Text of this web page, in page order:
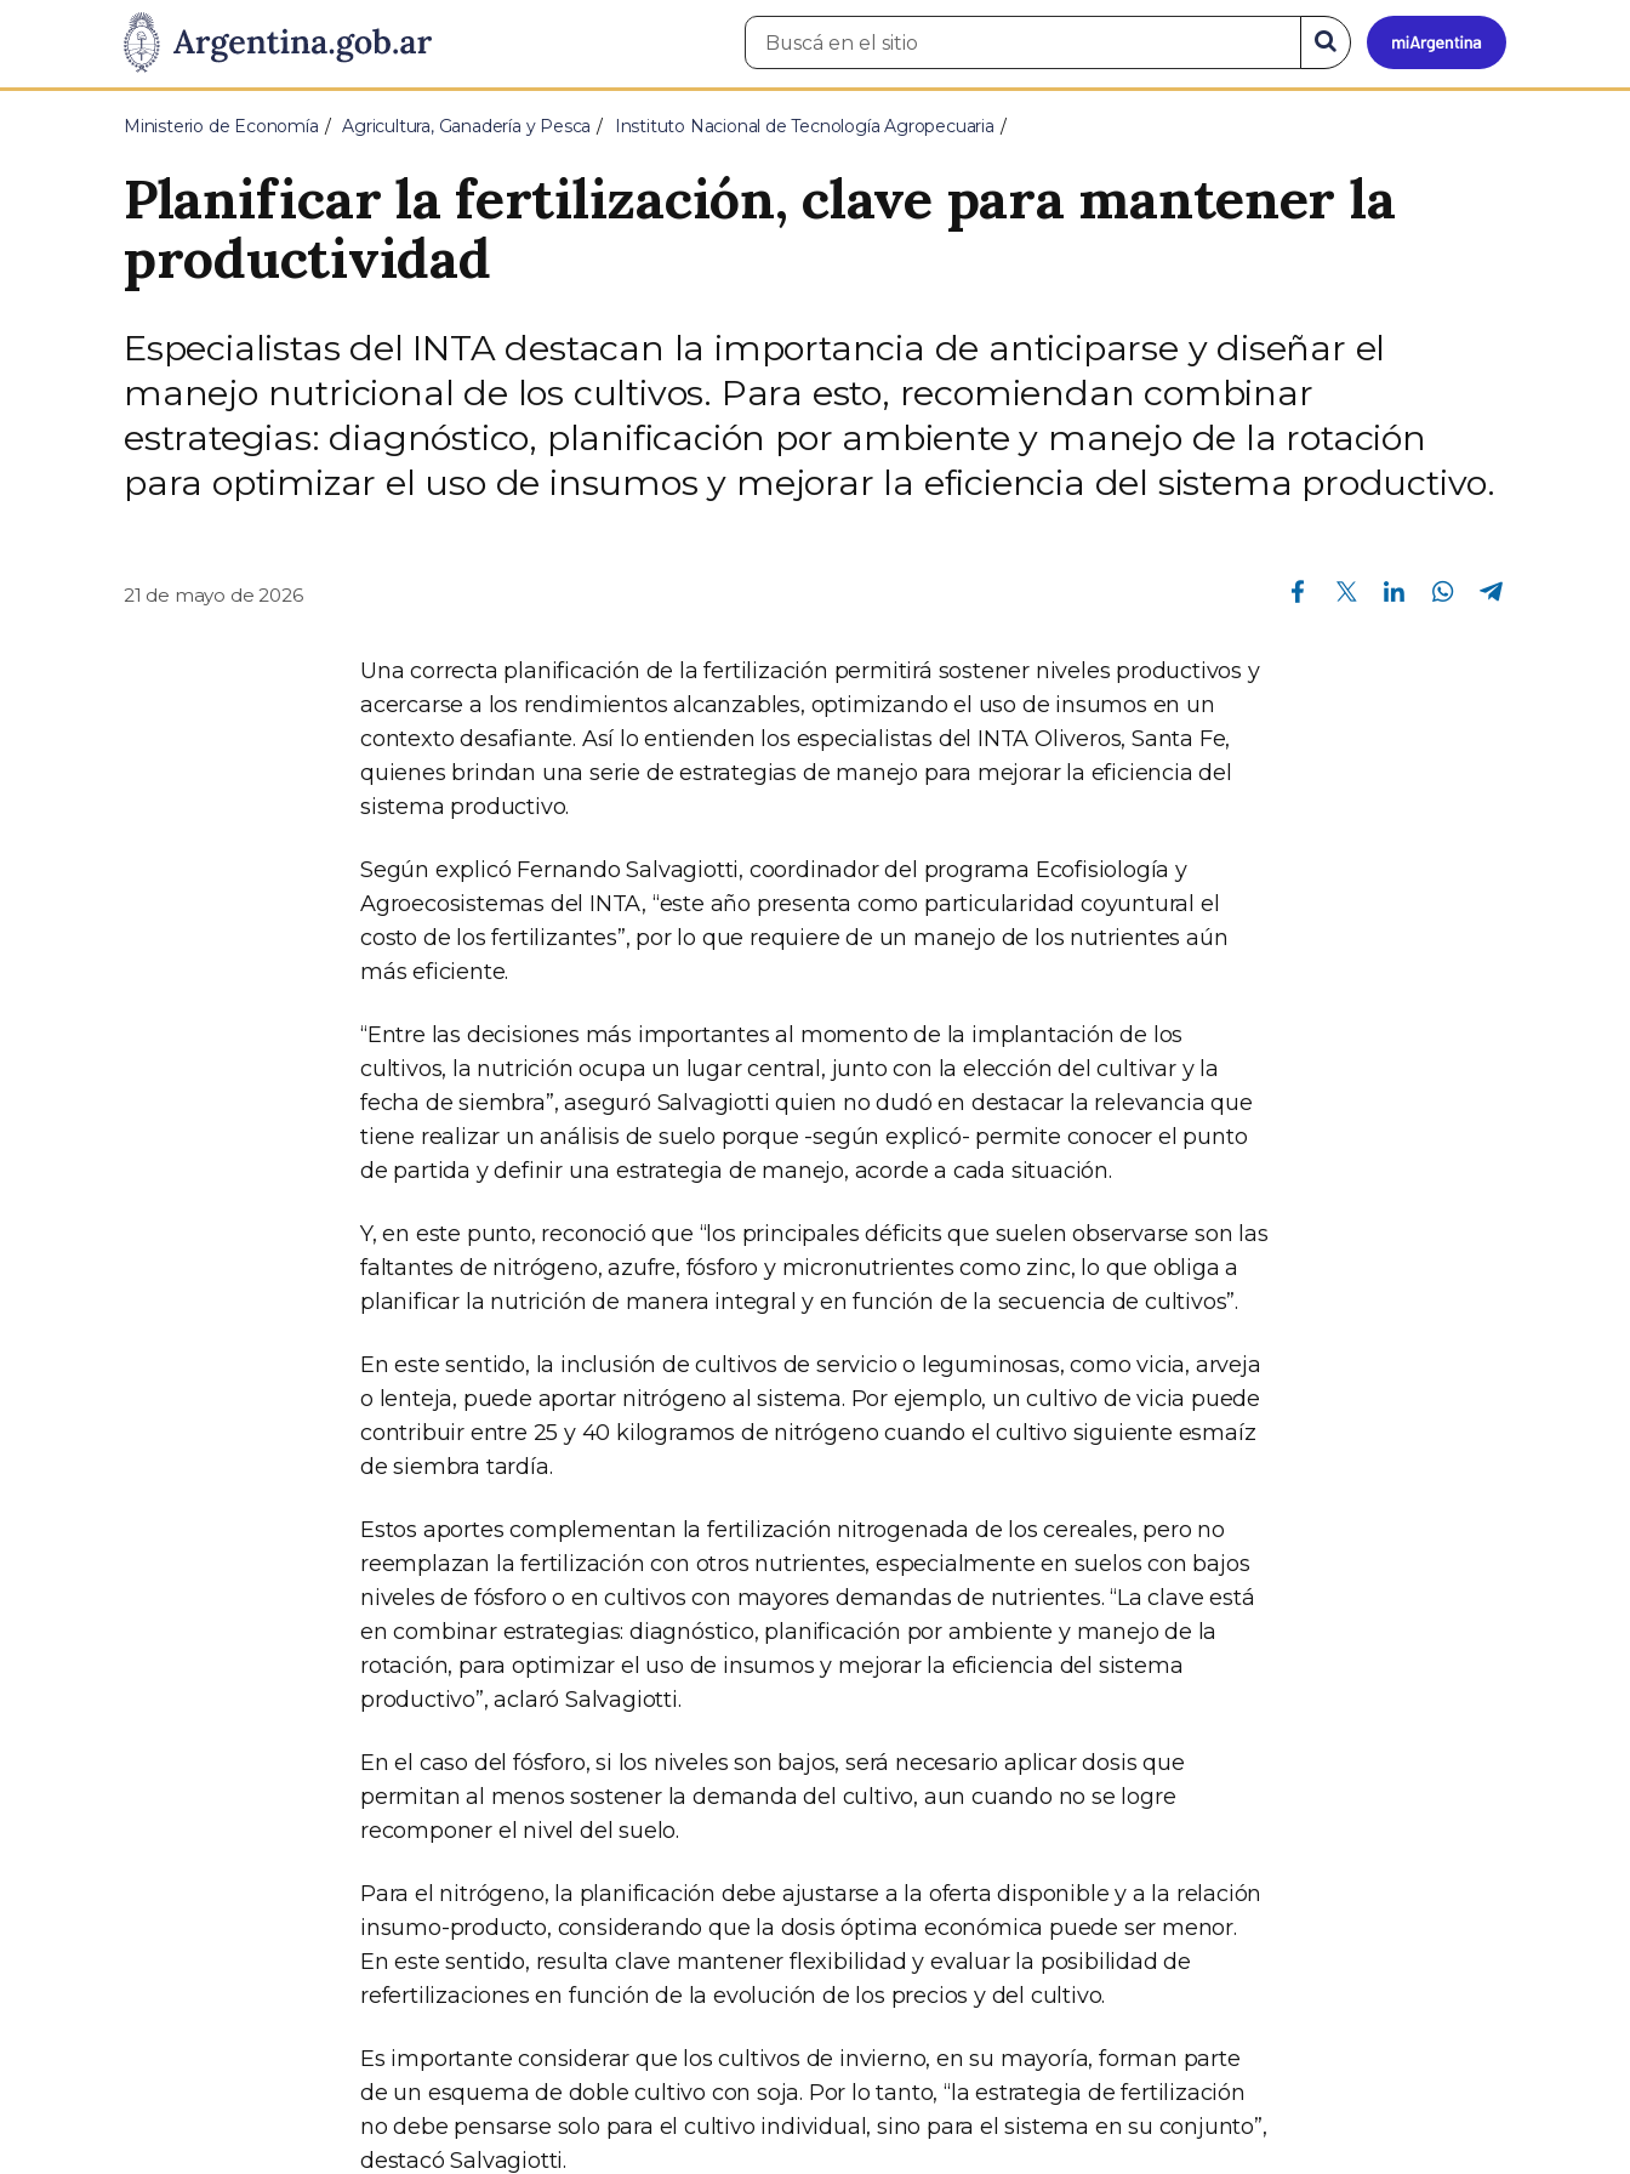
Presidencia
de
Pasar al contenido principal
Mi
Buscar
en
Buscar
en
el
Ministerio de Economía Agricultura, Ganadería y Pesca Instituto Nacional de Tecnología Agropecuaria
Planificar la fertilización, clave para mantener la
productividad
Especialistas del INTA destacan la importancia de anticiparse y diseñar el
manejo nutricional de los cultivos. Para esto, recomiendan combinar
estrategias: diagnóstico, planificación por ambiente y manejo de la rotación
para optimizar el uso de insumos y mejorar la eficiencia del sistema productivo.
21 de mayo de 2026
Compartir en Facebook Compartir en Twitter Compartir en Linkedin Compartir en Whatsapp
Una correcta planificación de la fertilización permitirá sostener niveles productivos y
acercarse a los rendimientos alcanzables, optimizando el uso de insumos en un
contexto desafiante. Así lo entienden los especialistas del INTA Oliveros, Santa Fe,
quienes brindan una serie de estrategias de manejo para mejorar la eficiencia del
sistema productivo.
Según explicó Fernando Salvagiotti, coordinador del programa Ecofisiología y
Agroecosistemas del INTA, “este año presenta como particularidad coyuntural el
costo de los fertilizantes”, por lo que requiere de un manejo de los nutrientes aún
más eficiente.
“Entre las decisiones más importantes al momento de la implantación de los
cultivos, la nutrición ocupa un lugar central, junto con la elección del cultivar y la
fecha de siembra”, aseguró Salvagiotti quien no dudó en destacar la relevancia que
tiene realizar un análisis de suelo porque -según explicó- permite conocer el punto
de partida y definir una estrategia de manejo, acorde a cada situación.
Y, en este punto, reconoció que “los principales déficits que suelen observarse son las
faltantes de nitrógeno, azufre, fósforo y micronutrientes como zinc, lo que obliga a
planificar la nutrición de manera integral y en función de la secuencia de cultivos”.
En este sentido, la inclusión de cultivos de servicio o leguminosas, como vicia, arveja
o lenteja, puede aportar nitrógeno al sistema. Por ejemplo, un cultivo de vicia puede
contribuir entre 25 y 40 kilogramos de nitrógeno cuando el cultivo siguiente esmaíz
de siembra tardía.
Estos aportes complementan la fertilización nitrogenada de los cereales, pero no
reemplazan la fertilización con otros nutrientes, especialmente en suelos con bajos
niveles de fósforo o en cultivos con mayores demandas de nutrientes. “La clave está
en combinar estrategias: diagnóstico, planificación por ambiente y manejo de la
rotación, para optimizar el uso de insumos y mejorar la eficiencia del sistema
productivo”, aclaró Salvagiotti.
En el caso del fósforo, si los niveles son bajos, será necesario aplicar dosis que
permitan al menos sostener la demanda del cultivo, aun cuando no se logre
recomponer el nivel del suelo.
Para el nitrógeno, la planificación debe ajustarse a la oferta disponible y a la relación
insumo-producto, considerando que la dosis óptima económica puede ser menor.
En este sentido, resulta clave mantener flexibilidad y evaluar la posibilidad de
refertilizaciones en función de la evolución de los precios y del cultivo.
Es importante considerar que los cultivos de invierno, en su mayoría, forman parte
de un esquema de doble cultivo con soja. Por lo tanto, “la estrategia de fertilización
no debe pensarse solo para el cultivo individual, sino para el sistema en su conjunto”,
destacó Salvagiotti.